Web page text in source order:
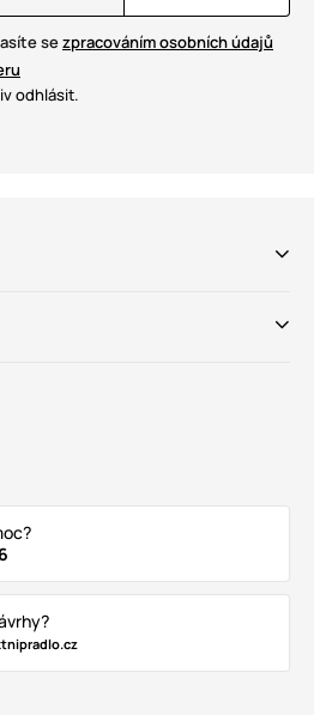
sezpracováním osobních údajů
odhlásit.